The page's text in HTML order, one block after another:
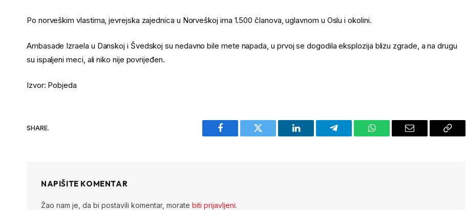
Po norveškim vlastima, jevrejska zajednica u Norveškoj ima 1.500 članova, uglavnom u Oslu i okolini.
Ambasade Izraela u Danskoj i Švedskoj su nedavno bile mete napada, u prvoj se dogodila eksplozija blizu zgrade, a na drugu
su ispaljeni meci, ali niko nije povrijeđen.
Izvor: Pobjeda
SHARE.
Facebook Twitter LinkedIn Telegram WhatsAppEmail
Copy
NAPIŠITE KOMENTAR
Žao nam je, da bi postavili komentar, morate biti prijavljeni.